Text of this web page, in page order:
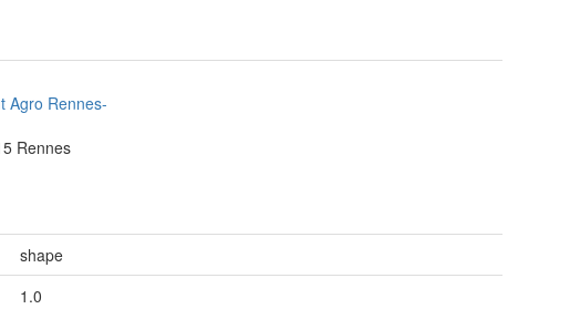
Agro Rennes-
Rennes
shape
1.0